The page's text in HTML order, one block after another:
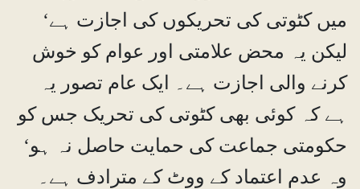
میں کٹوتی کی تحریکوں کی اجازت ہے‘
لیکن یہ محض علامتی اور عوام کو خوش
کرنے والی اجازت ہے۔ ایک عام تصور یہ
ہے کہ کوئی بھی کٹوتی کی تحریک جس کو
حکومتی جماعت کی حمایت حاصل نہ ہو‘
وہ عدم اعتماد کے ووٹ کے مترادف ہے۔